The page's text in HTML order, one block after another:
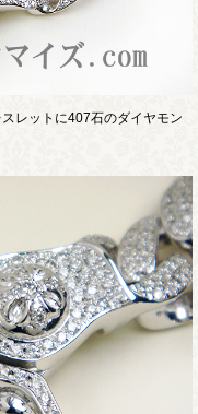
レットに407石のダイヤモン